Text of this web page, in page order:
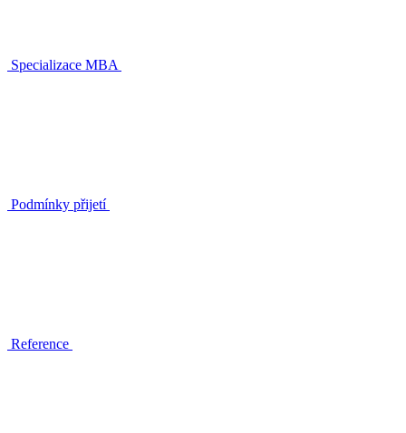
Specializace MBA
Podmínky přijetí
Reference